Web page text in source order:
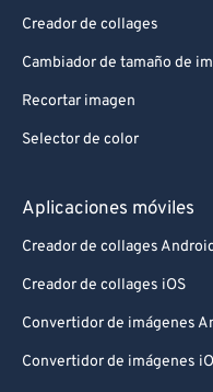
Creador de collages
Cambiador de tamaño de
Recortar imagen
Selector de color
Aplicaciones móviles
Creador de collages
Creador de collages iOS
Convertidor de imágenes
Convertidor de imágenes